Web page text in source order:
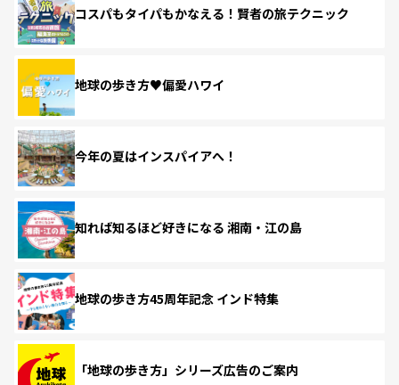
コスパもタイパもかなえる！賢者の旅テクニック
地球の歩き方♥偏愛ハワイ
今年の夏はインスパイアへ！
知れば知るほど好きになる 湘南・江の島
地球の歩き方45周年記念 インド特集
「地球の歩き方」シリーズ広告のご案内